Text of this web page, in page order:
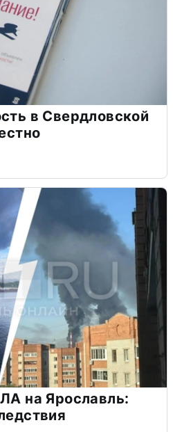
в Свердловской
на Ярославль: